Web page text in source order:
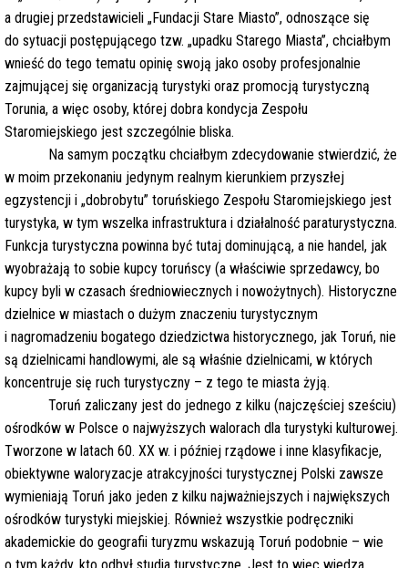
a drugiej przedstawicieli „Fundacji Stare Miasto”, odnoszące się
do sytuacji postępującego tzw. „upadku Starego Miasta”, chciałbym
wnieść do tego tematu opinię swoją jako osoby profesjonalnie
zajmującej się organizacją turystyki oraz promocją turystyczną
Torunia, a więc osoby, której dobra kondycja Zespołu
Staromiejskiego jest szczególnie bliska.
Na samym początku chciałbym zdecydowanie stwierdzić, że
w moim przekonaniu jedynym realnym kierunkiem przyszłej
egzystencji i „dobrobytu” toruńskiego Zespołu Staromiejskiego jest
turystyka, w tym wszelka infrastruktura i działalność paraturystyczna.
Funkcja turystyczna powinna być tutaj dominującą, a nie handel, jak
wyobrażają to sobie kupcy toruńscy (a właściwie sprzedawcy, bo
kupcy byli w czasach średniowiecznych i nowożytnych). Historyczne
dzielnice w miastach o dużym znaczeniu turystycznym
i nagromadzeniu bogatego dziedzictwa historycznego, jak Toruń, nie
są dzielnicami handlowymi, ale są właśnie dzielnicami, w których
koncentruje się ruch turystyczny – z tego te miasta żyją.
Toruń zaliczany jest do jednego z kilku (najczęściej sześciu)
ośrodków w Polsce o najwyższych walorach dla turystyki kulturowej.
Tworzone w latach 60. XX w. i później rządowe i inne klasyfikacje,
obiektywne waloryzacje atrakcyjności turystycznej Polski zawsze
wymieniają Toruń jako jeden z kilku najważniejszych i największych
ośrodków turystyki miejskiej. Również wszystkie podręczniki
akademickie do geografii turyzmu wskazują Toruń podobnie – wie